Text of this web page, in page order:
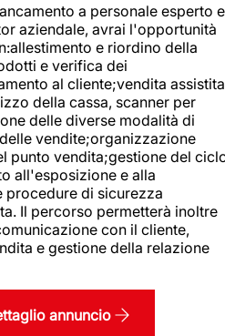
a personale esperto e
aziendale, avrai l'opportunità
e riordino della
e verifica dei
al cliente;vendita assistita
della cassa, scanner per
delle diverse modalità di
vendite;organizzazione
punto vendita;gestione del
all'esposizione e alla
di sicurezza
Il percorso permetterà inoltre
con il cliente,
e gestione della relazione
annuncio